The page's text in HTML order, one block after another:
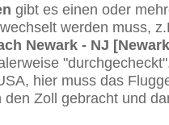
gibt es einen oder
werden muss,
Newark - NJ
hier muss das
Zoll gebracht und